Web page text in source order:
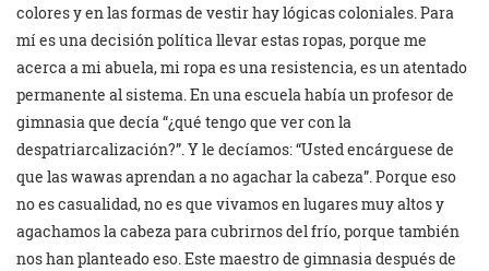
colores y en las formas de vestir hay lógicas coloniales. Para
mí es una decisión política llevar estas ropas, porque me
acerca a mi abuela, mi ropa es una resistencia, es un atentado
permanente al sistema. En una escuela había un profesor de
gimnasia que decía “¿qué tengo que ver con la
despatriarcalización?”. Y le decíamos: “Usted encárguese de
que las wawas aprendan a no agachar la cabeza”. Porque eso
no es casualidad, no es que vivamos en lugares muy altos y
agachamos la cabeza para cubrirnos del frío, porque también
nos han planteado eso. Este maestro de gimnasia después de